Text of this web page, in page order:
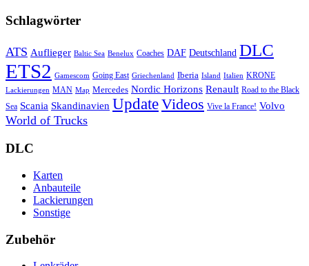
Schlagwörter
ATS Auflieger Baltic Sea Benelux Coaches DAF Deutschland DLC
ETS2 Gamescom Going East Griechenland Iberia Island Italien KRONE
Lackierungen MAN Map Mercedes Nordic Horizons Renault Road to the Black
Sea Scania Skandinavien UpdateVideos Vive la France! Volvo
World of Trucks
DLC
Karten
Anbauteile
Lackierungen
Sonstige
Zubehör